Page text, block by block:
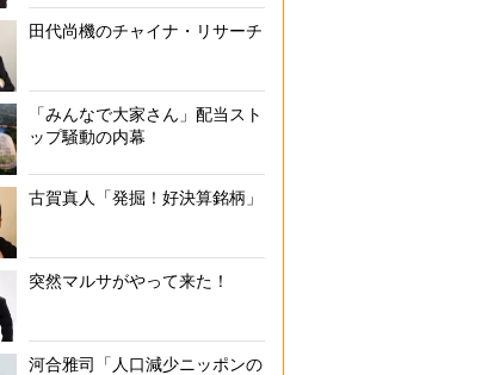
田代尚機のチャイナ・リサーチ
「みんなで大家さん」配当スト
ップ騒動の内幕
古賀真人「発掘！好決算銘柄」
突然マルサがやって来た！
河合雅司「人口減少ニッポンの